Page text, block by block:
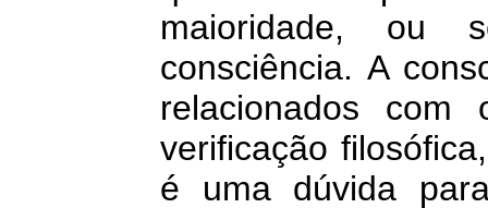
maioridade, ou
consciência. A
relacionados
verificação
é uma dúvida